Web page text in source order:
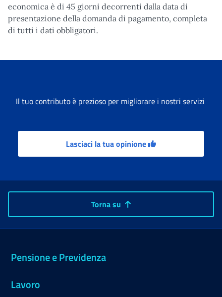
economica è di 45 giorni decorrenti dalla data di
presentazione della domanda di pagamento, completa
di tutti i dati obbligatori.
Il tuo contributo è prezioso per migliorare i nostri servizi
Lasciaci la tua opinione
Torna su
Pensione e Previdenza
Lavoro